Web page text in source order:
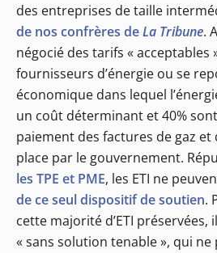
des entreprises de taille
de nos confrères deLa Tribune.
négocié des tarifs « acceptables
fournisseurs d’énergie ou se
économique dans lequel
un coût déterminant et 40%
paiement des factures de gaz et
place par le gouvernement.
les TPE et PME, les ETI ne
de ce seul dispositif de soutien.
cette majorité d’ETI préservées,
« sans solution tenable », qui